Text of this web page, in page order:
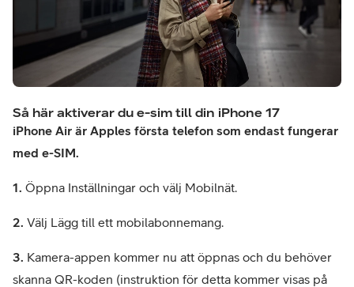
Så här aktiverar du e-sim till din iPhone 17
iPhone Air är Apples första telefon som endast fungerar
med e-SIM.
1. Öppna Inställningar och välj Mobilnät.
2. Välj Lägg till ett mobilabonnemang.
3. Kamera-appen kommer nu att öppnas och du behöver
skanna QR-koden (instruktion för detta kommer visas på